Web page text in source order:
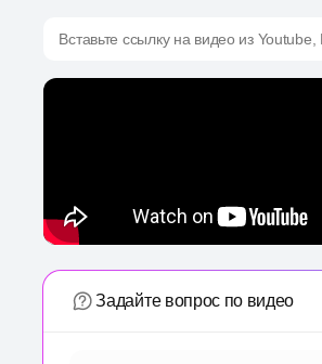
Вставьте ссылку на видео из
Задайте вопрос по видео